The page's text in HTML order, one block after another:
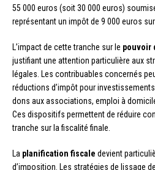
55 000 euros (soit 30 000 euros)
représentant un impôt de 9 000 euros
L’impact de cette tranche sur le pouvoir
justifiant une attention particulière aux
légales. Les contribuables concernés
réductions d’impôt pour
dons aux associations, emploi à
Ces dispositifs permettent de réduire
tranche sur la fiscalité finale.
La planification fiscale devient
d’imposition. Les stratégies de lissage